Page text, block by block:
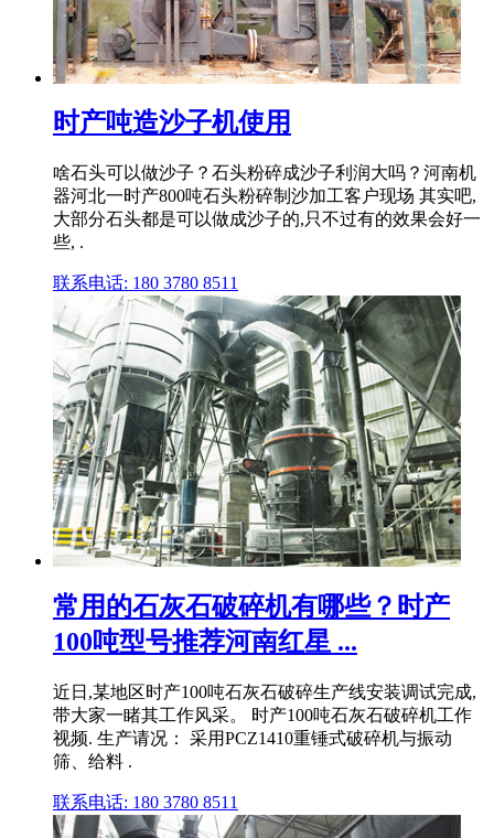
时产吨造沙子机使用
啥石头可以做沙子？石头粉碎成沙子利润大吗？河南机
器河北一时产800吨石头粉碎制沙加工客户现场 其实吧,
大部分石头都是可以做成沙子的,只不过有的效果会好一
些, .
联系电话: 180 3780 8511
常用的石灰石破碎机有哪些？时产
100吨型号推荐河南红星 ...
近日,某地区时产100吨石灰石破碎生产线安装调试完成,
带大家一睹其工作风采。 时产100吨石灰石破碎机工作
视频. 生产请况： 采用PCZ1410重锤式破碎机与振动
筛、给料 .
联系电话: 180 3780 8511